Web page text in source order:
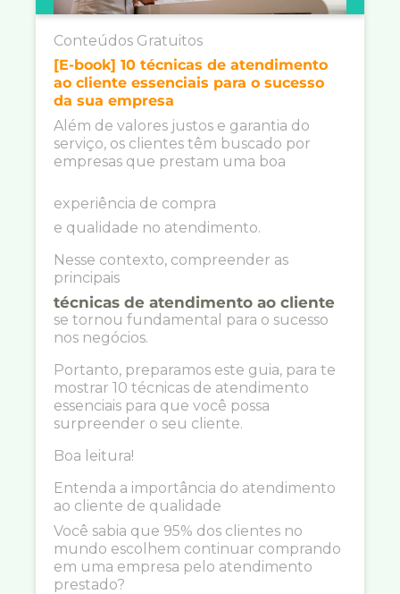
Conteúdos Gratuitos
[E-book] 10 técnicas de atendimento
ao cliente essenciais para o sucesso
da sua empresa
Além de valores justos e garantia do
serviço, os clientes têm buscado por
empresas que prestam uma boa
experiência de compra
e qualidade no atendimento.
Nesse contexto, compreender as
principais
técnicas de atendimento ao cliente
se tornou fundamental para o sucesso
nos negócios.
Portanto, preparamos este guia, para te
mostrar 10 técnicas de atendimento
essenciais para que você possa
surpreender o seu cliente.
Boa leitura!
Entenda a importância do atendimento
ao cliente de qualidade
Você sabia que 95% dos clientes no
mundo escolhem continuar comprando
em uma empresa pelo atendimento
prestado?